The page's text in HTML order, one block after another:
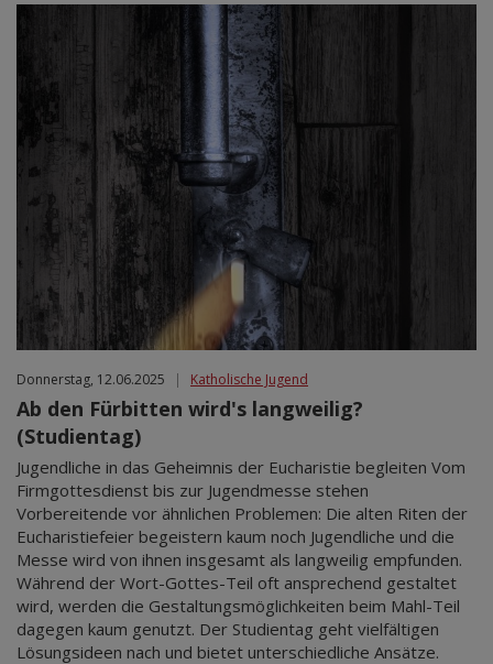
Aug 2026
Sep 2026
Okt 2026
Nov 2026
Dez 2026
Jan 2027
Feb 2027
Mär 2027
Apr 2027
Mai 2027
Jun 2027
Jul 2027
Donnerstag, 12.06.2025 | Katholische Jugend
Ab den Fürbitten wird's langweilig?
(Studientag)
Jugendliche in das Geheimnis der Eucharistie begleiten Vom
Firmgottesdienst bis zur Jugendmesse stehen
Vorbereitende vor ähnlichen Problemen: Die alten Riten der
Eucharistiefeier begeistern kaum noch Jugendliche und die
Messe wird von ihnen insgesamt als langweilig empfunden.
Während der Wort-Gottes-Teil oft ansprechend gestaltet
wird, werden die Gestaltungsmöglichkeiten beim Mahl-Teil
dagegen kaum genutzt. Der Studientag geht vielfältigen
Lösungsideen nach und bietet unterschiedliche Ansätze.